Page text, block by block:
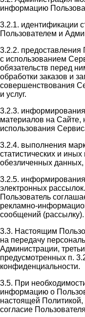
информацию
3.2.1. идентификации
Пользователем и
3.2.2. предоставления
с использованием
обязательств перед
обработки заказов и
совершенствования
и услуг.
3.2.3.
материалов на Сайте,
использования
3.2.4. выполнения
статистических и
обезличенных данных,
3.2.5.
электронных
Пользователь
рекламно-
сообщений (рассылку).
3.3. Настоящим
на передачу
Администрации,
предусмотренных п.
конфиденциальности.
3.5. При
информацию о
настоящей
согласие